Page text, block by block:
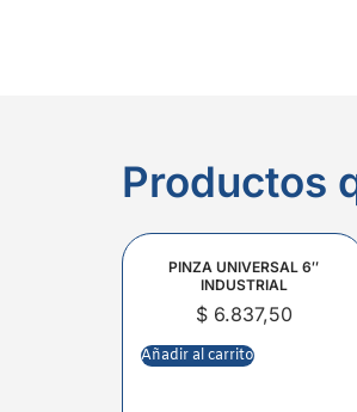
Productos
PINZA UNIVERSAL 6″
INDUSTRIAL
$6.837,50
Añadir al carrito